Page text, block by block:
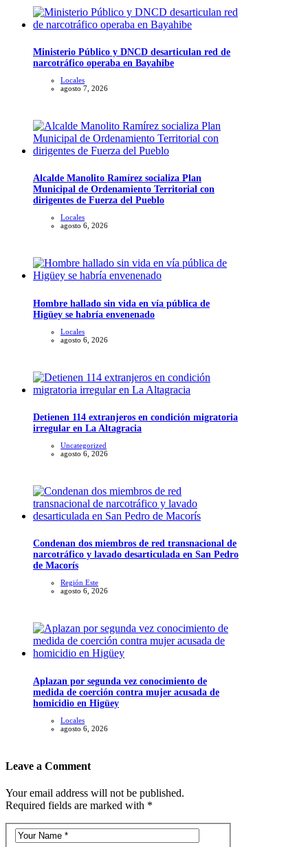
Ministerio Público y DNCD desarticulan red de
narcotráfico operaba en Bayahibe
Locales
agosto 7, 2026
Alcalde Manolito Ramírez socializa Plan
Municipal de Ordenamiento Territorial con
dirigentes de Fuerza del Pueblo
Locales
agosto 6, 2026
Hombre hallado sin vida en vía pública de
Higüey se habría envenenado
Locales
agosto 6, 2026
Detienen 114 extranjeros en condición migratoria
irregular en La Altagracia
Uncategorized
agosto 6, 2026
Condenan dos miembros de red transnacional de
narcotráfico y lavado desarticulada en San Pedro
de Macorís
Región Este
agosto 6, 2026
Aplazan por segunda vez conocimiento de
medida de coerción contra mujer acusada de
homicidio en Higüey
Locales
agosto 6, 2026
Leave a Comment
Your email address will not be published.
Required fields are marked with *